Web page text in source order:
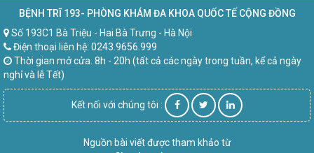
BỆNH TRĨ 193- PHÒNG KHÁM ĐA KHOA QUỐC TẾ CỘNG ĐỒNG
Số 193C1 Bà Triệu - Hai Bà Trưng - Hà Nội
Điện thoại liên hệ: 0243.9656.999
Thời gian mở cửa: 8h - 20h (tất cả các ngày trong tuần, kể cả ngày
nghỉ và lễ Tết)
Kết nối với chúng tôi :
Nguồn bài viết được tham khảo từ